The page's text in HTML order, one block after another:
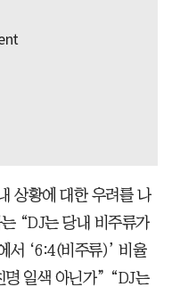
상황에 대한 우려를 나
“DJ는 당내 비주류가
서 ‘6:4(비주류)’ 비율
명 일색 아닌가” “DJ는